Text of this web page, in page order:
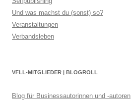
Und was machst du (sonst) so?
Veranstaltungen
Verbandsleben
VFLL-MITGLIEDER | BLOGROLL
Blog für Businessautorinnen und -autoren